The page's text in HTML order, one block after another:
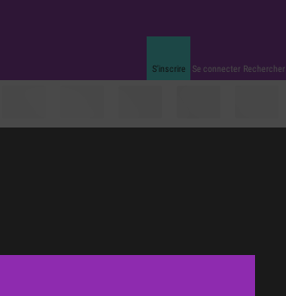
S’inscrire Se connecter Rechercher